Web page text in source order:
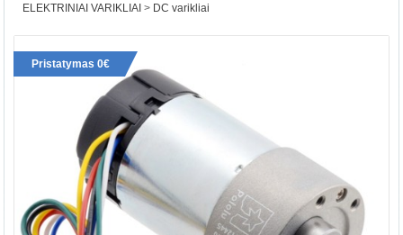
ELEKTRINIAI VARIKLIAI DC varikliai
Pristatymas 0€